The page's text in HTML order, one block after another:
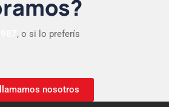
, o si lo preferís
nosotros